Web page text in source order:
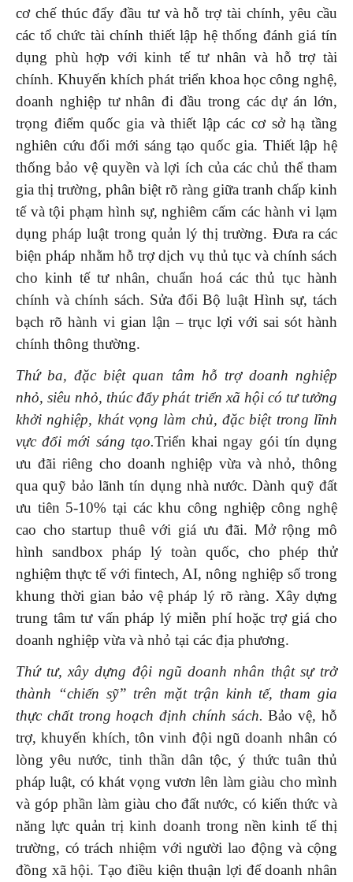
cơ chế thúc đẩy đầu tư và hỗ trợ tài chính, yêu cầu
các tổ chức tài chính thiết lập hệ thống đánh giá tín
dụng phù hợp với kinh tế tư nhân và hỗ trợ tài
chính. Khuyến khích phát triển khoa học công nghệ,
doanh nghiệp tư nhân đi đầu trong các dự án lớn,
trọng điểm quốc gia và thiết lập các cơ sở hạ tầng
nghiên cứu đổi mới sáng tạo quốc gia. Thiết lập hệ
thống bảo vệ quyền và lợi ích của các chủ thể tham
gia thị trường, phân biệt rõ ràng giữa tranh chấp kinh
tế và tội phạm hình sự, nghiêm cấm các hành vi lạm
dụng pháp luật trong quản lý thị trường. Đưa ra các
biện pháp nhằm hỗ trợ dịch vụ thủ tục và chính sách
cho kinh tế tư nhân, chuẩn hoá các thủ tục hành
chính và chính sách. Sửa đổi Bộ luật Hình sự, tách
bạch rõ hành vi gian lận – trục lợi với sai sót hành
chính thông thường.
Thứ ba, đặc biệt quan tâm hỗ trợ doanh nghiệp
nhỏ, siêu nhỏ, thúc đẩy phát triển xã hội có tư tưởng
khởi nghiệp, khát vọng làm chủ, đặc biệt trong lĩnh
vực đổi mới sáng tạo.Triển khai ngay gói tín dụng
ưu đãi riêng cho doanh nghiệp vừa và nhỏ, thông
qua quỹ bảo lãnh tín dụng nhà nước. Dành quỹ đất
ưu tiên 5-10% tại các khu công nghiệp công nghệ
cao cho startup thuê với giá ưu đãi. Mở rộng mô
hình sandbox pháp lý toàn quốc, cho phép thử
nghiệm thực tế với fintech, AI, nông nghiệp số trong
khung thời gian bảo vệ pháp lý rõ ràng. Xây dựng
trung tâm tư vấn pháp lý miễn phí hoặc trợ giá cho
doanh nghiệp vừa và nhỏ tại các địa phương.
Thứ tư, xây dựng đội ngũ doanh nhân thật sự trở
thành “chiến sỹ” trên mặt trận kinh tế, tham gia
thực chất trong hoạch định chính sách.Bảo vệ, hỗ
trợ, khuyến khích, tôn vinh đội ngũ doanh nhân có
lòng yêu nước, tinh thần dân tộc, ý thức tuân thủ
pháp luật, có khát vọng vươn lên làm giàu cho mình
và góp phần làm giàu cho đất nước, có kiến thức và
năng lực quản trị kinh doanh trong nền kinh tế thị
trường, có trách nhiệm với người lao động và cộng
đồng xã hội. Tạo điều kiện thuận lợi để doanh nhân